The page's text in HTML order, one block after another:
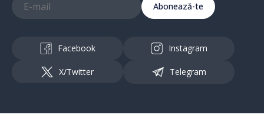
Abonează-te
Facebook Instagram
X/Twitter Telegram